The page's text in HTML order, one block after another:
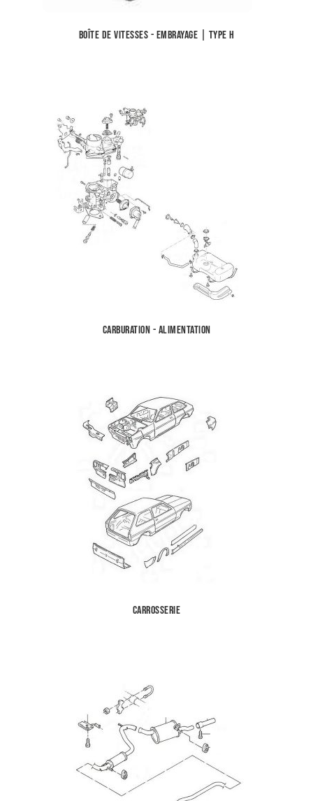
Boîte de vitesses - Embrayage | Type H
Carburation - Alimentation
Carrosserie